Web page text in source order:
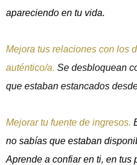
apareciendo en tu vida.
Mejora tus relaciones con los
auténtico/a. Se desbloquean
que estaban estancados
Mejorar tu fuente de ingresos.
no sabías que estaban
Aprende a confiar en ti, en tus